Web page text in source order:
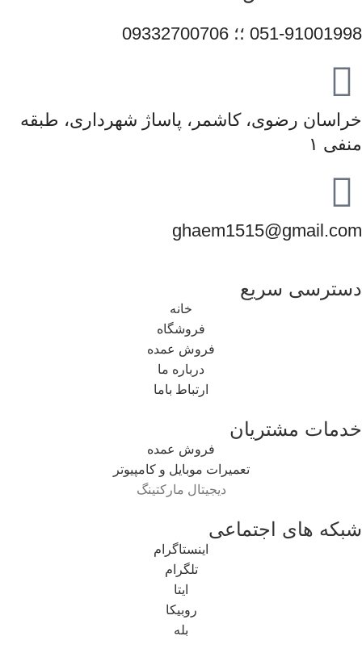
051-91001998 ؛؛ 09332700706
خراسان رضوی، کاشمر، پاساژ شهرداری، طبقه
منفی ۱
ghaem1515@gmail.com
دسترسی سریع
خانه
فروشگاه
فروش عمده
درباره ما
ارتباط باما
خدمات مشتریان
فروش عمده
تعمیرات موبایل و کامپیوتر
دیجیتال مارکتینگ
شبکه های اجتماعی
اینستاگرام
تلگرام
ایتا
روبیکا
بله